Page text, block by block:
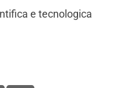
e tecnologica